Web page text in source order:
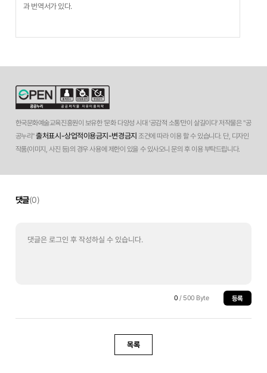
과 번역서가 있다.
한국문화예술교육진흥원이 보유한 '문화 다양성 시대 ‘공감적 소통’만이 살길이다' 저작물은 "공
공누리"출처표시-상업적이용금지-변경금지 조건에 따라 이용 할 수 있습니다. 단, 디자인
작품(이미지, 사진 등)의 경우 사용에 제한이 있을 수 있사오니 문의 후 이용 부탁드립니다.
댓글(0)
0 / 500 Byte 등록
목록